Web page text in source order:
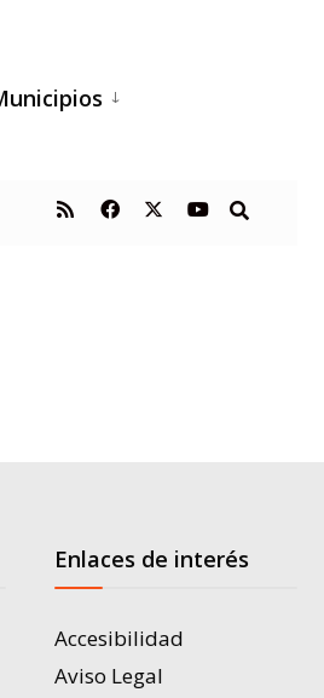
Enlaces de interés
Accesibilidad
Aviso Legal